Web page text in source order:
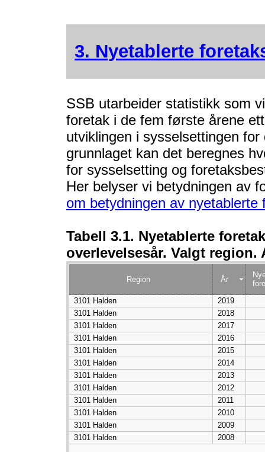
3. Nyetablerte
SSB utarbeider statistikk som
foretak i de fem første årene
utviklingen i sysselsettingen
grunnlaget kan det beregnes
for sysselsetting og
Her belyser vi betydningen av
om betydningen av nyetablerte
Tabell 3.1. Nyetablerte
overlevelsesår. Valgt region.
Region År
3101 Halden
2019
3101 Halden
2018
3101 Halden
2017
3101 Halden
2016
3101 Halden
2015
3101 Halden
2014
3101 Halden
2013
3101 Halden
2012
3101 Halden
2011
3101 Halden
2010
3101 Halden
2009
3101 Halden
2008